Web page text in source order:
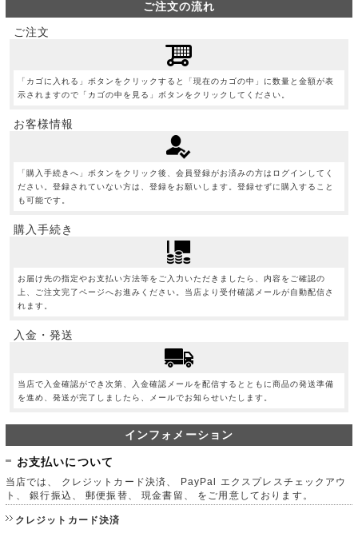
ご注文の流れ
ご注文
「カゴに入れる」ボタンをクリックすると「現在のカゴの中」に数量と金額が表
示されますので「カゴの中を見る」ボタンをクリックしてください。
お客様情報
「購入手続きへ」ボタンをクリック後、会員登録がお済みの方はログインしてく
ださい。登録されていない方は、登録をお願いします。登録せずに購入すること
も可能です。
購入手続き
お届け先の指定やお支払い方法等をご入力いただきましたら、内容をご確認の
上、ご注文完了ページへお進みください。当店より受付確認メールが自動配信さ
れます。
入金・発送
当店で入金確認ができ次第、入金確認メールを配信するとともに商品の発送準備
を進め、発送が完了しましたら、メールでお知らせいたします。
インフォメーション
お支払いについて
当店では、 クレジットカード決済、 PayPal エクスプレスチェックアウ
ト、 銀行振込、 郵便振替、 現金書留、 をご用意しております。
クレジットカード決済